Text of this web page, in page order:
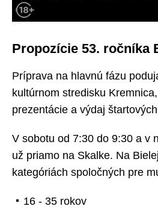
Propozície 53. ročníka
Príprava na hlavnú fázu
kultúrnom stredisku
prezentácie a výdaj
V sobotu od 7:30 do 9:30 a v
už priamo na Skalke. Na
kategóriách spoločných pre
16 - 35 rokov